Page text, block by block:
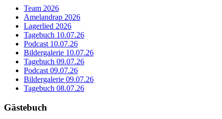
Team 2026
Amelandrap 2026
Lagerlied 2026
Tagebuch 10.07.26
Podcast 10.07.26
Bildergalerie 10.07.26
Tagebuch 09.07.26
Podcast 09.07.26
Bildergalerie 09.07.26
Tagebuch 08.07.26
Gästebuch